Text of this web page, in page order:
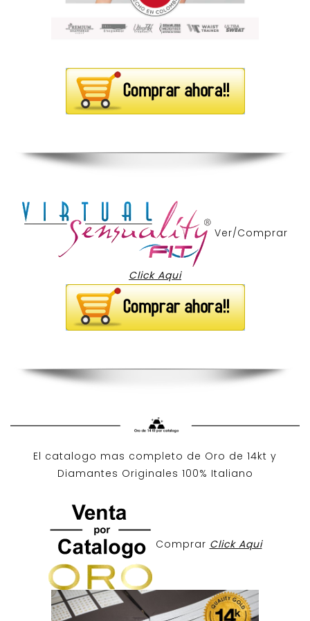
Ver/Comprar
Click Aqui
El catalogo mas completo de Oro de 14kt y
Diamantes Originales 100% Italiano
Comprar Click Aqui